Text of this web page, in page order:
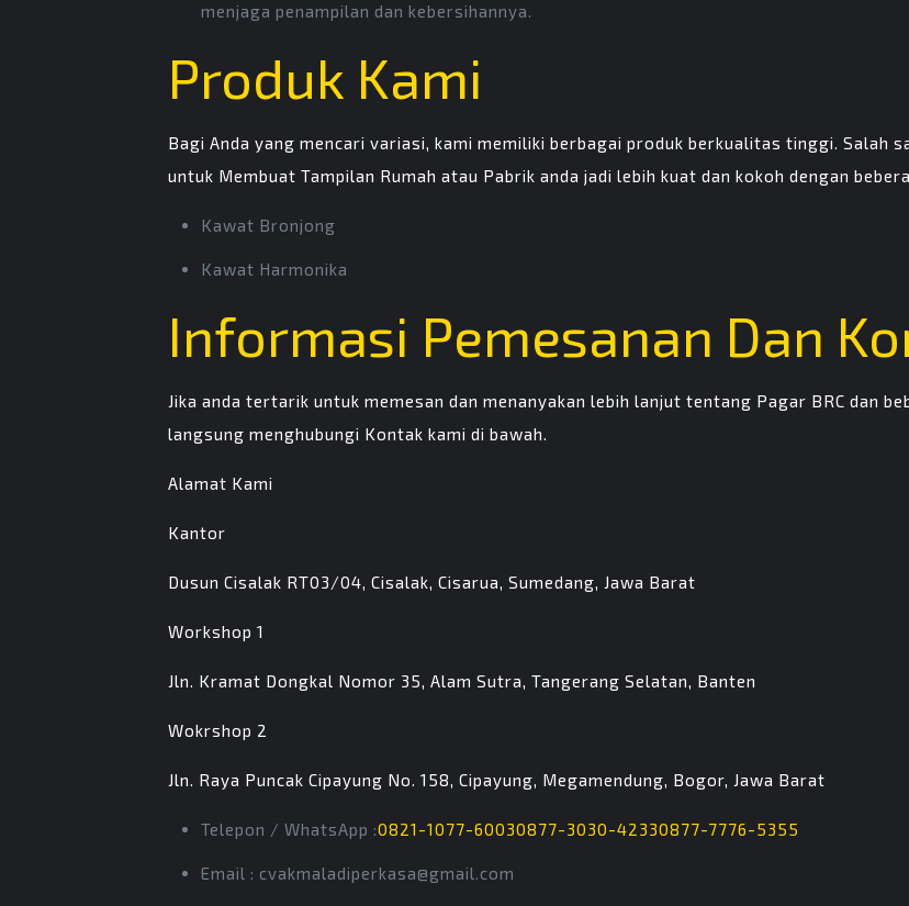
menjaga penampilan dan kebersihannya.
Produk Kami
Bagi Anda yang mencari variasi, kami memiliki berbagai produk berkualitas tinggi. Salah
untuk Membuat Tampilan Rumah atau Pabrik anda jadi lebih kuat dan kokoh dengan
Kawat Bronjong
Kawat Harmonika
Informasi Pemesanan Dan
Jika anda tertarik untuk memesan dan menanyakan lebih lanjut tentang Pagar BRC dan
langsung menghubungi Kontak kami di bawah.
Alamat Kami
Kantor
Dusun Cisalak RT03/04, Cisalak, Cisarua, Sumedang, Jawa Barat
Workshop 1
Jln. Kramat Dongkal Nomor 35, Alam Sutra, Tangerang Selatan, Banten
Wokrshop 2
Jln. Raya Puncak Cipayung No. 158, Cipayung, Megamendung, Bogor, Jawa Barat
Telepon / WhatsApp :0821-1077-60030877-3030-42330877-7776-5355
Email : cvakmaladiperkasa@gmail.com